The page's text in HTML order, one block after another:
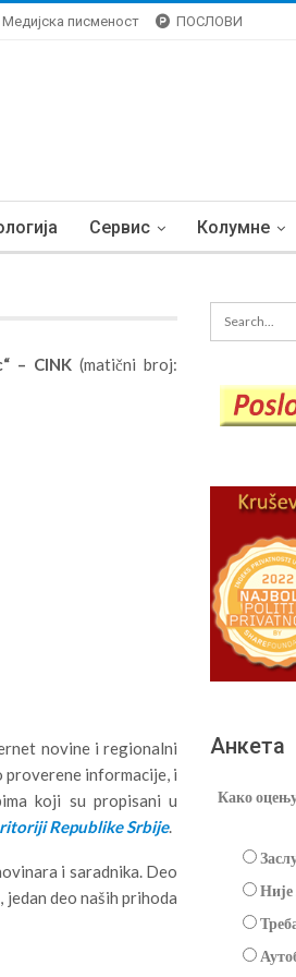
Медијска писменост ПОСЛОВИ
Сервис Колумне
– CINK (matični broj:
novine i regionalni
proverene informacije, i
koji su propisani u
Republike Srbije.
i saradnika. Deo
deo naših prihoda
Анкета
Како